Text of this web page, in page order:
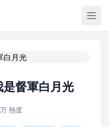
督軍白月光
熱度